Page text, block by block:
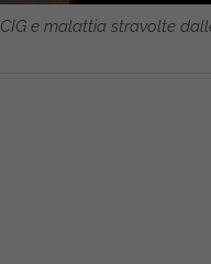
CIG e malattia stravolte